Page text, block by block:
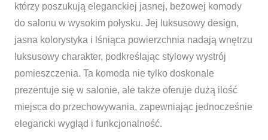
którzy poszukują eleganckiej jasnej, beżowej komody
do salonu w wysokim połysku. Jej luksusowy design,
jasna kolorystyka i lśniąca powierzchnia nadają wnętrzu
luksusowy charakter, podkreślając stylowy wystrój
pomieszczenia. Ta komoda nie tylko doskonale
prezentuje się w salonie, ale także oferuje dużą ilość
miejsca do przechowywania, zapewniając jednocześnie
elegancki wygląd i funkcjonalność.